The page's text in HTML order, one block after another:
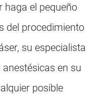
haga el pequeño
del procedimiento
su especialista
en su
posible